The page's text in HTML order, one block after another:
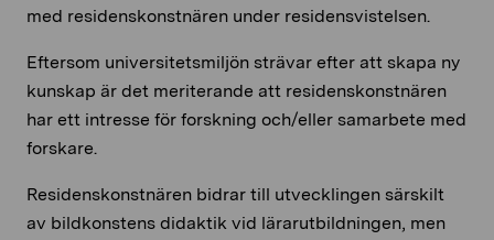
med residenskonstnären under residensvistelsen.
Eftersom universitetsmiljön strävar efter att skapa ny
kunskap är det meriterande att residenskonstnären
har ett intresse för forskning och/eller samarbete med
forskare.
Residenskonstnären bidrar till utvecklingen särskilt
av bildkonstens didaktik vid lärarutbildningen, men